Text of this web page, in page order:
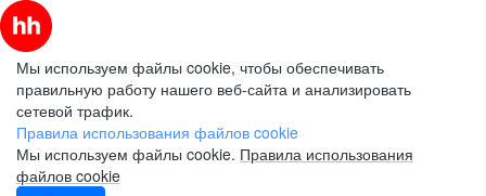
Мы используем файлы cookie, чтобы обеспечивать
правильную работу нашего веб-сайта и анализировать
сетевой трафик.
Правила использования файлов cookie
Мы используем файлы cookie. Правила использования
файлов cookie